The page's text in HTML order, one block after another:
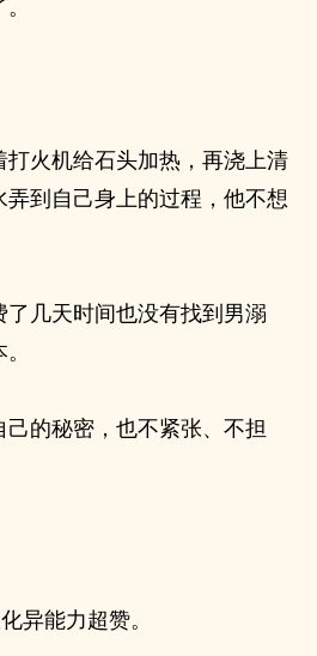
打火机给石头加热，再浇上清
到自己身上的过程，他不想
了几天时间也没有找到男溺
的秘密，也不紧张、不担
异能力超赞。